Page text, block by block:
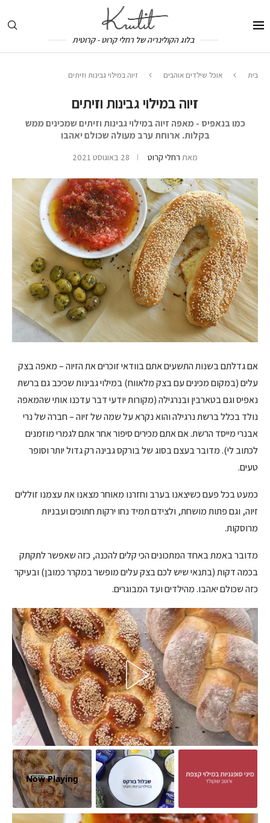
בלוג הקולינריה של רחלי קרוט - קרוטית
בית אוכל שילדים אוהבים זיוה במילוי גבינות וזיתים
זיוה במילוי גבינות וזיתים
כמו בנאפיס - מאפה זיוה במילוי גבינות וזיתים שמכינים ממש
בקלות. ארוחת ערב מעולה שכולם יאהבו
מאת רחלי קרוט 28 באוגוסט 2021
אם גדלתם בשנות התשעים אתם בוודאי זוכרים את הזיוה – מאפה בצק
עלים (במקום מכינים עם בצק מלאווח) במילוי גבינות שכיכב גם ברשת
נאפיס וגם בטארבין ובנרגילה (מקורות יודעי דבר עדכנו אותי שהמאפה
נולד בכלל ברשת נרגילה והוא נקרא על שמה של זיוה – חברה של נרי
אבנרי מייסד הרשת. אם אתם מכירים סיפור אחר אתם לגמרי מוזמנים
לכתוב לי). מדובר בעצם בסוג של בורקס גבינה רק גדול יותר וסופר
טעים.
כמעט בכל פעם כשיצאנו בערב וחזרנו מאוחר מצאנו את עצמנו זוללים
זיוה, וגם פתות מושחת, ולצידם תמיד נחו ירקות חתוכים ועבניות
מרוסקות.
מדובר באמת באחד המתכונים הכי קלים להכנה, כזה שאפשר לתקתק
בכמה דקות (בתנאי שיש לכם בצק עלים מופשר במקרר כמובן) ובעיקר
כזה שכולם יאהבו. מהילדים ועד המבוגרים.
Now Playing